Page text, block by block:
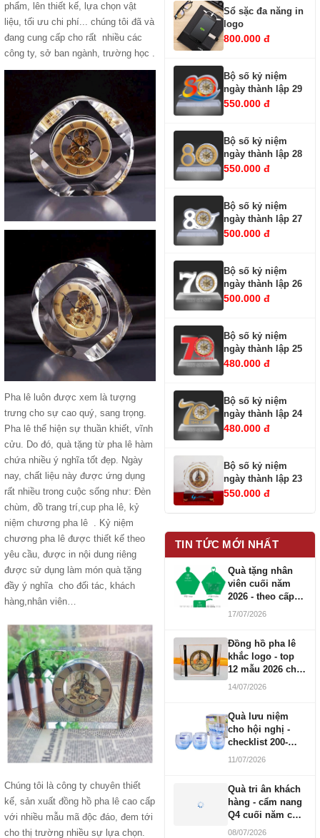
phẩm, lên thiết kế, lựa chọn vật
liệu, tối ưu chi phí... chúng tôi đã và
đang cung cấp cho rất nhiều các
công ty, sở ban ngành, trường học .
Pha lê luôn được xem là tượng
trưng cho sự cao quý, sang trọng.
Pha lê thể hiện sự thuần khiết, vĩnh
cửu. Do đó, quà tặng từ pha lê hàm
chứa nhiều ý nghĩa tốt đẹp. Ngày
nay, chất liệu này được ứng dụng
rất nhiều trong cuộc sống như: Đèn
chùm, đồ trang trí,cup pha lê, kỷ
niệm chương pha lê . Kỷ niệm
chương pha lê được thiết kế theo
yêu cầu, được in nội dung riêng
được sử dụng làm món quà tặng
đầy ý nghĩa cho đối tác, khách
hàng,nhân viên…
Chúng tôi là công ty chuyên thiết
kế, sản xuất đồng hồ pha lê cao cấp
với nhiều mẫu mã độc đáo, đem tới
cho thị trường nhiều sự lựa chọn.
Sổ sặc đa năng in
logo
800.000 đ
Bộ số kỷ niệm
ngày thành lập 29
550.000 đ
Bộ số kỷ niệm
ngày thành lập 28
550.000 đ
Bộ số kỷ niệm
ngày thành lập 27
500.000 đ
Bộ số kỷ niệm
ngày thành lập 26
500.000 đ
Bộ số kỷ niệm
ngày thành lập 25
480.000 đ
Bộ số kỷ niệm
ngày thành lập 24
480.000 đ
Bộ số kỷ niệm
ngày thành lập 23
550.000 đ
TIN TỨC MỚI NHẤT
Quà tặng nhân
viên cuối năm
2026 - theo cấp
bậc CBNV
17/07/2026
Đồng hồ pha lê
khắc logo - top
12 mẫu 2026 cho
doanh nghiệp
14/07/2026
Quà lưu niệm
cho hội nghị -
checklist 200-
1000 người
11/07/2026
Quà tri ân khách
hàng - cẩm nang
Q4 cuối năm cho
doanh nghiệp
08/07/2026